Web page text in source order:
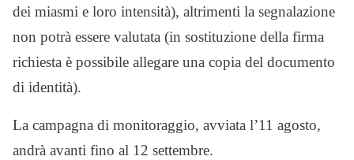
dei miasmi e loro intensità), altrimenti la segnalazione
non potrà essere valutata (in sostituzione della firma
richiesta è possibile allegare una copia del documento
di identità).
La campagna di monitoraggio, avviata l’11 agosto,
andrà avanti fino al 12 settembre.